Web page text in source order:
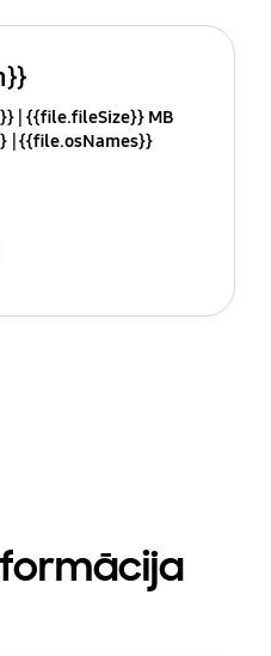
{{file.fileSize}} MB
{{file.osNames}}